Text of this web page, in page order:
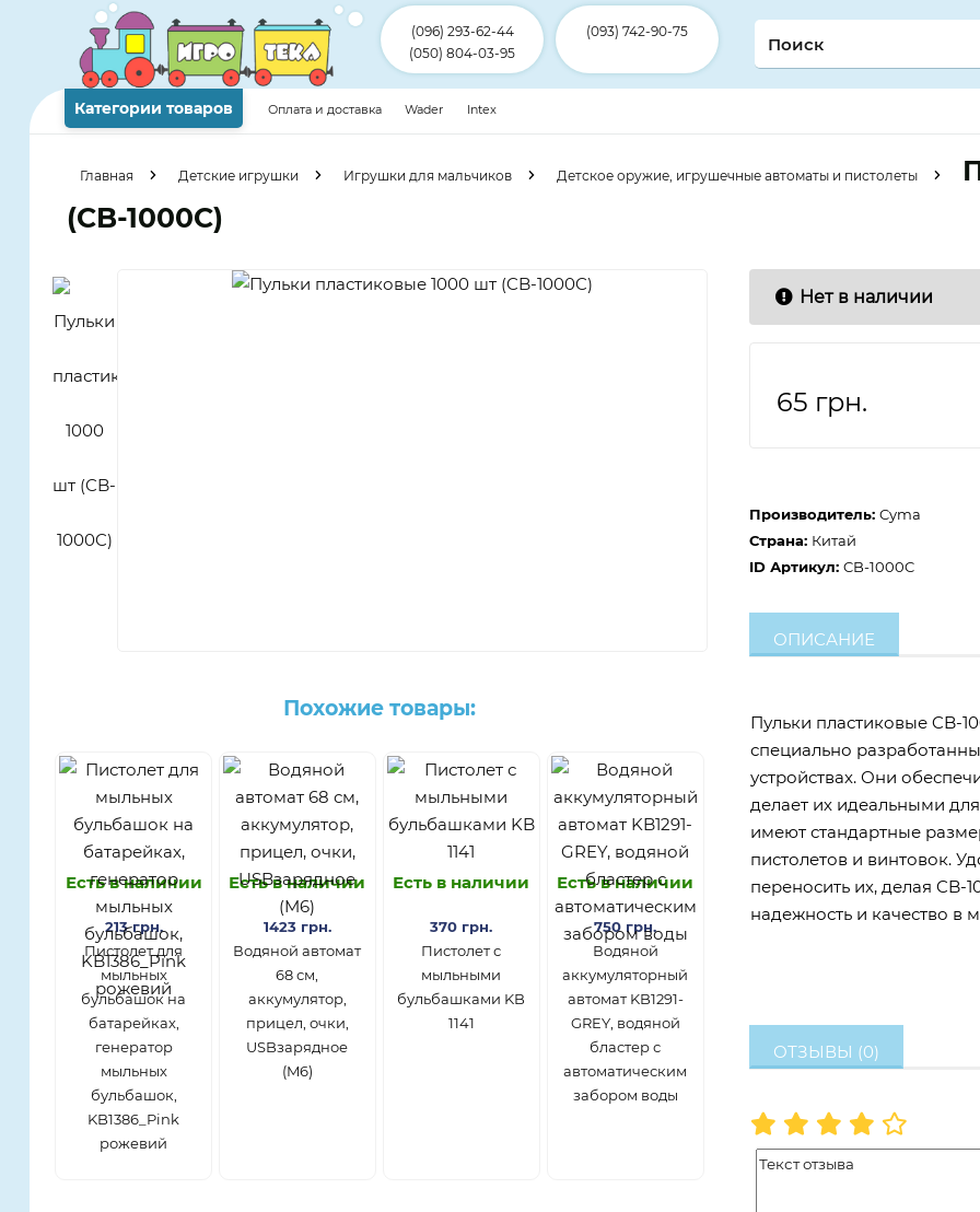
(096) 293-62-44
(050) 804-03-95
(093) 742-90-75
Категории товаров Оплата и доставка Wader Intex
Главная Детские игрушки Игрушки для мальчиков Детское оружие, игрушечные автоматы и пистолеты
(CB-1000C)
Похожие товары:
Есть в наличии
213 грн.
Пистолет для
мыльных
бульбашок на
батарейках,
генератор
мыльных
бульбашок,
KB1386_Pink
рожевий
Есть в наличии
1423 грн.
Водяной автомат
68 см,
аккумулятор,
прицел, очки,
USBзарядное
(M6)
Есть в наличии
370 грн.
Пистолет с
мыльными
бульбашками KB
1141
Есть в наличии
750 грн.
Водяной
аккумуляторный
автомат KB1291-
GREY, водяной
бластер с
автоматическим
забором воды
Нет в наличии
65 грн.
Производитель: Cyma
Страна: Китай
ID Артикул: CB-1000C
ОПИСАНИЕ
Пульки пластиковые CB-
специально
устройствах. Они
делает их идеальными
имеют стандартные
пистолетов и винтовок.
переносить их, делая
надежность и качество в
ОТЗЫВЫ (0)